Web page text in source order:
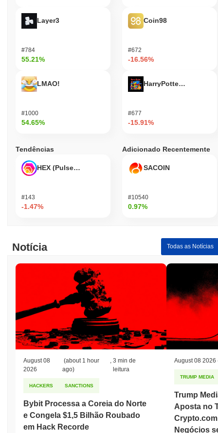
Layer3
#784
55.21%
LMAO!
#1000
54.65%
Coin98
#672
-16.56%
#677
-15.91%
Tendências
HEX (Pulsechain)
#143
-1.47%
Adicionado Recentemente
SACOIN
#10540
0.97%
Notícia Todas as Notícias
August 08
2026
(about 1 hour
ago)
3 min de
leitura
HACKERS SANCTIONS
Bybit Processa a Coreia do Norte
e Congela $1,5 Bilhão Roubado
em Hack Recorde
August 08 2026
TRUMP MEDIA
Trump
Aposta no
Negócios